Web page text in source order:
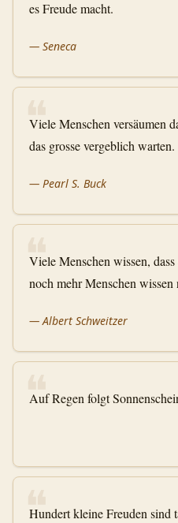
es Freude macht.
— Seneca
❝
Viele Menschen versäumen
das grosse vergeblich warten.
— Pearl S. Buck
❝
Viele Menschen wissen,
noch mehr Menschen
—Albert Schweitzer
❝
Auf Regen folgt
❝
Hundert kleine Freuden sind